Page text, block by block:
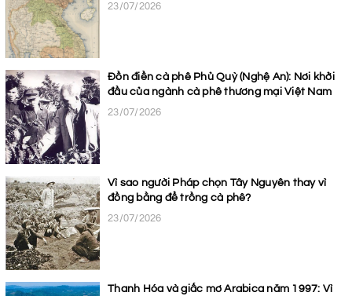
23/07/2026
Đồn điền cà phê Phủ Quỳ (Nghệ An): Nơi khởi
đầu của ngành cà phê thương mại Việt Nam
23/07/2026
Vì sao người Pháp chọn Tây Nguyên thay vì
đồng bằng để trồng cà phê?
23/07/2026
Thanh Hóa và giấc mơ Arabica năm 1997: Vì